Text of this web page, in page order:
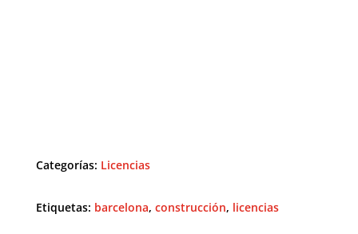
Categorías: Licencias
Etiquetas: barcelona, construcción, licencias